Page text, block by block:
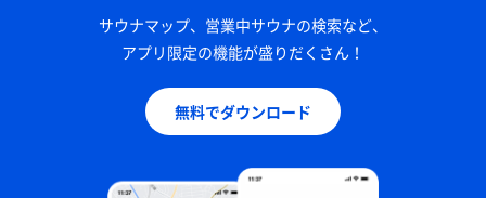
サウナマップ、営業中サウナの検索など、
アプリ限定の機能が盛りだくさん！
無料でダウンロード